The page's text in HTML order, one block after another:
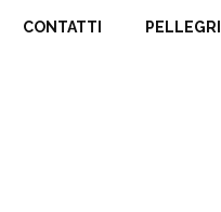
CONTATTI